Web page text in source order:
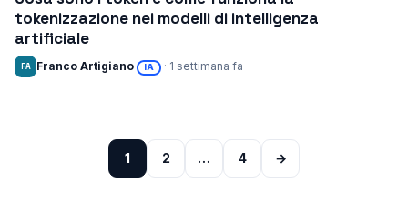
tokenizzazione nei modelli di intelligenza
artificiale
FA Franco Artigiano IA · 1 settimana fa
1 2 … 4 →